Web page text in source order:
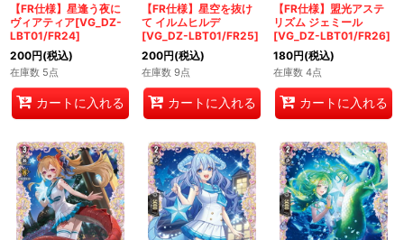
【FR仕様】星逢う夜に
ヴィアティア[VG_DZ-
LBT01/FR24]
200円(税込)
在庫数 5点
カートに入れる
【FR仕様】星空を抜け
て イルムヒルデ
[VG_DZ-LBT01/FR25]
200円(税込)
在庫数 9点
カートに入れる
【FR仕様】盟光アステ
リズム ジェミール
[VG_DZ-LBT01/FR26]
180円(税込)
在庫数 4点
カートに入れる